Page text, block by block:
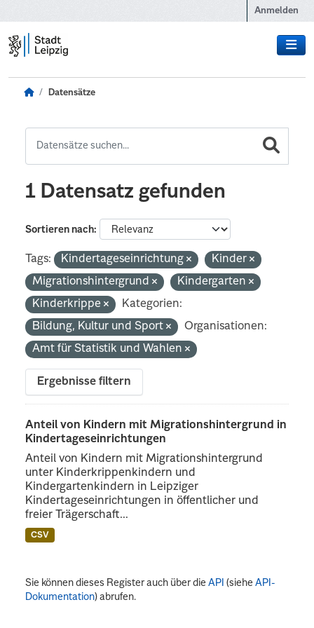
Anmelden
Datensätze
1 Datensatz gefunden
Sortieren nach
Tags: Kindertageseinrichtung
Kinder
Migrationshintergrund
Kindergarten
Kinderkrippe
Kategorien:
Bildung, Kultur und Sport
Organisationen:
Amt für Statistik und Wahlen
Ergebnisse filtern
Anteil von Kindern mit Migrationshintergrund in
Kindertageseinrichtungen
Anteil von Kindern mit Migrationshintergrund
unter Kinderkrippenkindern und
Kindergartenkindern in Leipziger
Kindertageseinrichtungen in öffentlicher und
freier Trägerschaft...
CSV
Sie können dieses Register auch über dieAPI (sieheAPI-
Dokumentation) abrufen.